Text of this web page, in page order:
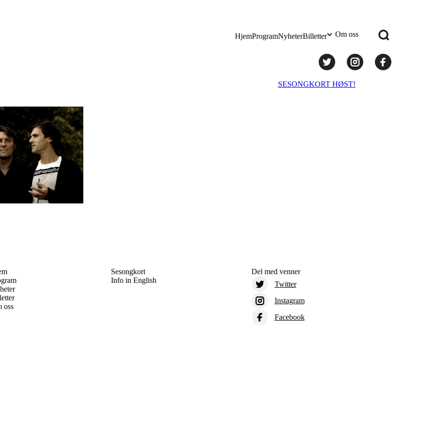
HjemProgramNyheterBilletter Om oss
SESONGKORT HØST!
oss
Sesongkort
Info in English
Del med venner
Twitter
Instagram
Facebook